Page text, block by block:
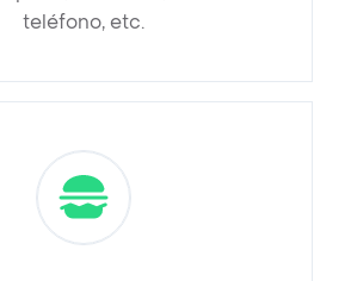
teléfono, etc.